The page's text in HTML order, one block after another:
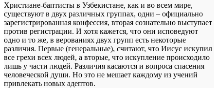
Христиане-баптисты в Узбекистане, как и во всем мире,
существуют в двух различных группах, одни – официально
зарегистрированная конфессия, вторая сознательно выступает
против регистрации. И хотя кажется, что они исповедуют
одно и то же, в верованиях двух групп есть некоторые
различия. Первые (генеральные), считают, что Иисус искупил
все грехи всех людей, а вторые, что искупление происходило
лишь у части людей. Различия касаются и вопроса спасения
человеческой души. Но это не мешает каждому из учений
привлекать новых адептов.